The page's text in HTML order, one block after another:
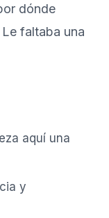
dónde
faltaba una
aquí una
y